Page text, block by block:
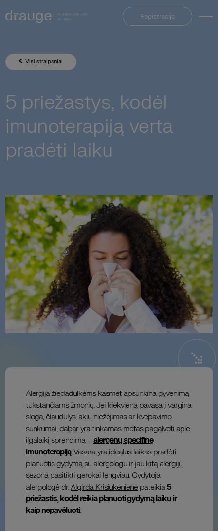
Registracija
Visi straipsniai
5 priežastys, kodėl
imunoterapiją verta
pradėti laiku
Alergija žiedadulkėms kasmet apsunkina gyvenimą
tūkstančiams žmonių. Jei kiekvieną pavasarį vargina
sloga, čiaudulys, akių niežėjimas ar kvėpavimo
sunkumai, dabar yra tinkamas metas pagalvoti apie
ilgalaikį sprendimą –alergenų specifinę
imunoterapiją. Vasara yra idealus laikas pradėti
planuotis gydymą su alergologu ir jau kitą alergijų
sezoną pasitikti gerokai lengviau. Gydytoja
alergologė dr.Algirda Krisiukėnienė pateikia5
priežastis, kodėl reikia planuoti gydymą laiku ir
kaip nepavėluoti.